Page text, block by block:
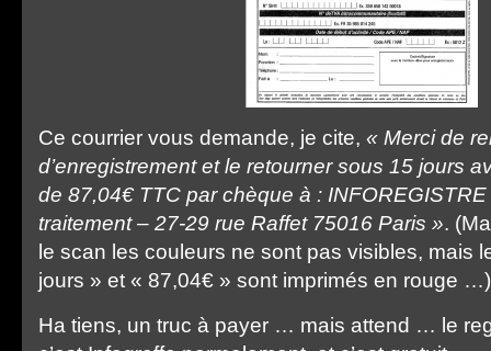
Ce courrier vous demande, je cite, « Merci de
d’enregistrement et le retourner sous 15 jours
de 87,04€ TTC par chèque à :
traitement – 27-29 rue Raffet 75016 Paris ».
le scan les couleurs ne sont pas visibles, mais
jours » et « 87,04€ » sont imprimés en rouge
Ha tiens, un truc à payer … mais attend … le